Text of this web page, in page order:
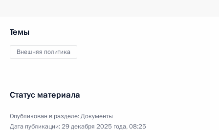
Темы
Внешняя политика
Статус материала
Опубликован в разделе:Документы
Дата публикации:29 декабря 2025 года, 08:25